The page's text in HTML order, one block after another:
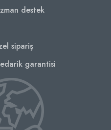
destek
sipariş
garantisi